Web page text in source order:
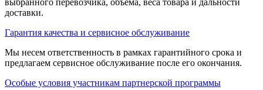
выбранного перевозчика, объёма, веса товара и дальности
доставки.
Гарантия качества и сервисное обслуживание
Мы несем ответственность в рамках гарантийного срока и
предлагаем сервисное обслуживание после его окончания.
Особые условия участникам партнерской программы